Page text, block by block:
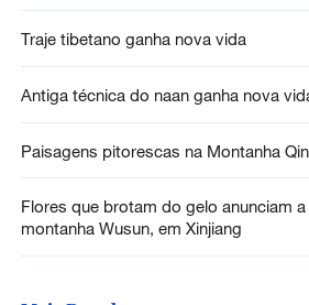
Traje tibetano ganha nova vida
Antiga técnica do naan ganha nova
Paisagens pitorescas na Montanha
Flores que brotam do gelo anunciam
montanha Wusun, em Xinjiang